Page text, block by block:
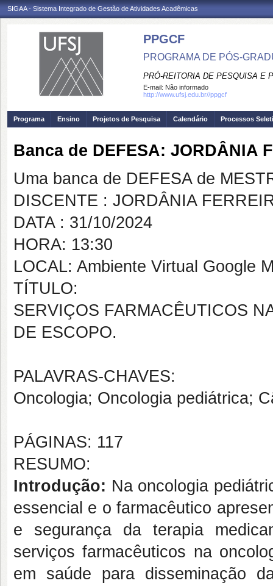
SIGAA - Sistema Integrado de Gestão de Atividades Acadêmicas
PPGCF
PROGRAMA DE PÓS-
PRÓ-REITORIA DE PESQUISA E
E-mail: Não informado
http://www.ufsj.edu.br//ppgcf
Programa Ensino Projetos de Pesquisa Calendário Processos
Banca de DEFESA: JORDÂNIA
Uma banca de DEFESA de
DISCENTE : JORDÂNIA
DATA : 31/10/2024
HORA: 13:30
LOCAL: Ambiente Virtual Google
TÍTULO:
SERVIÇOS FARMACÊUTICOS
DE ESCOPO.
PALAVRAS-CHAVES:
Oncologia; Oncologia pediátrica;
PÁGINAS: 117
RESUMO:
Introdução: Na oncologia
essencial e o farmacêutico
e segurança da terapia
serviços farmacêuticos na
em saúde para disseminação